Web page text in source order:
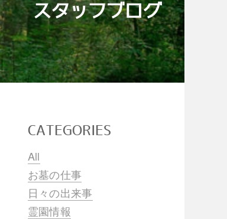
スタッフブログ
CATEGORIES
All
お墓の仕事
日々の出来事
霊園情報